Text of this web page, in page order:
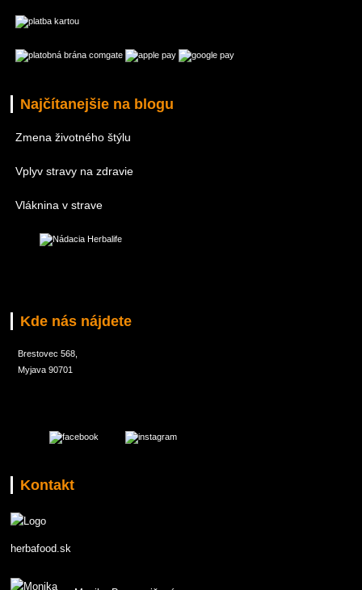
Najčítanejšie na blogu
Zmena životného štýlu
Vplyv stravy na zdravie
Vláknina v strave
Kde nás nájdete
Brestovec 568,
Myjava 90701
Kontakt
herbafood.sk